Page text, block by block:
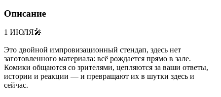
Описание
1 ИЮЛЯ🎤
Это двойной импровизационный стендап, здесь нет
заготовленного материала: всё рождается прямо в зале.
Комики общаются co зрителями, цепляются за ваши ответы,
истории и реакции — и превращают их в шутки здесь и
сейчас.